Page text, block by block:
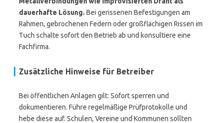
dauerhafte Lösung. Bei gerissenen Befestigungen am
Rahmen, gebrochenen Federn oder großflächigen Rissen im
Tuch schalte sofort den Betrieb ab und konsultiere eine
Fachfirma.
Zusätzliche Hinweise für Betreiber
Bei öffentlichen Anlagen gilt: Sofort sperren und
dokumentieren. Führe regelmäßige Prüfprotokolle und
hebe diese auf. Schulen, Vereine und Kommunen sollten